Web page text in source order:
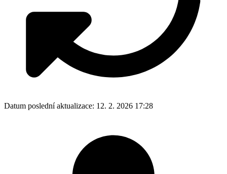
Datum poslední aktualizace: 12. 2. 2026 17:28